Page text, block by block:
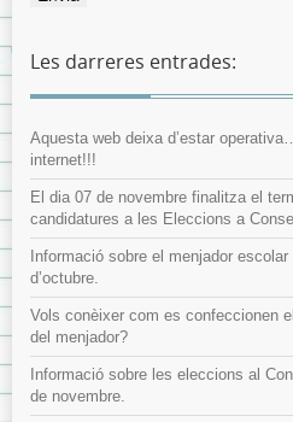
Les darreres entrades:
Aquesta web deixa d’estar
internet!!!
El dia 07 de novembre finalitza el
candidatures a les Eleccions a
Informació sobre el menjador
d’octubre.
Vols conèixer com es confeccionen
del menjador?
Informació sobre les eleccions al
de novembre.